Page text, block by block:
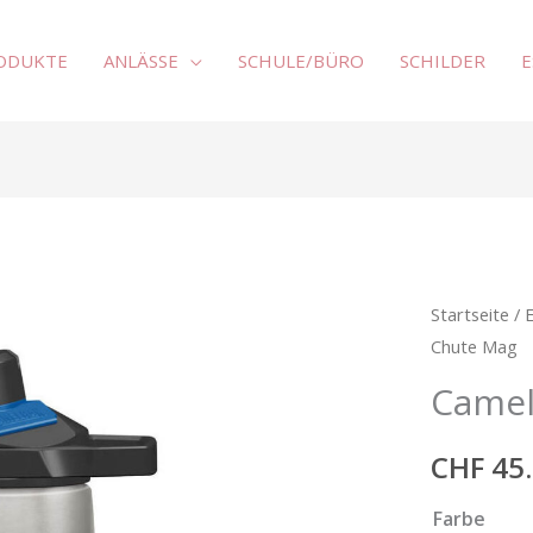
ANLÄSSE SCHULE/BÜRO SCHILDER
Startseite /
Chute Mag
CHF
Farbe
CamelBak
Chute
Mag
Menge